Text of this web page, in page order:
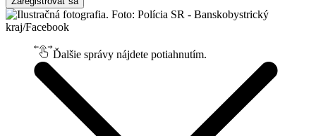
Ďalšie správy nájdete potiahnutím.